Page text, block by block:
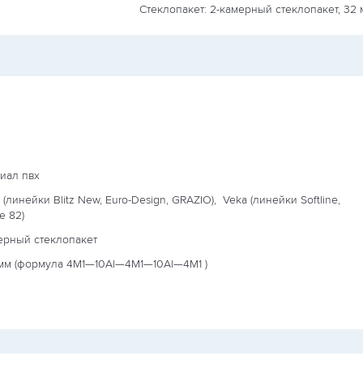
Стеклопакет: 2-камерный стеклопакет, 32
пвх
(линейки Blitz New, Euro-Design, GRAZIO), Veka (линейки Softline,
82)
стеклопакет
(формула 4М1—10Al—4М1—10Al—4М1 )